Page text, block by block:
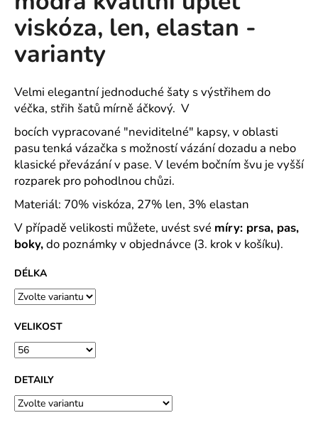
z
hvězdiček.
viskóza, len, elastan -
varianty
Velmi elegantní jednoduché šaty s výstřihem do
véčka, střih šatů mírně áčkový. V
bocích vypracované "neviditelné" kapsy, v oblasti
pasu tenká vázačka s možností vázání dozadu a nebo
klasické převázání v pase. V levém bočním švu je vyšší
rozparek pro pohodlnou chůzi.
Materiál: 70% viskóza, 27% len, 3% elastan
V případě velikosti můžete, uvést své míry: prsa, pas,
boky,do poznámky v objednávce (3. krok v košíku).
DÉLKA
VELIKOST
DETAILY
j
e
m
TEPLÁKOVÝ
KABÁT
-
VARIANTY
DÉLEK
1
200
Kč